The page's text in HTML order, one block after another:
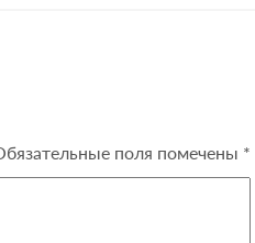
поля помечены *